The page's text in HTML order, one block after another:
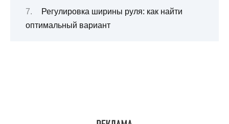
Регулировка ширины руля: как найти
оптимальный вариант